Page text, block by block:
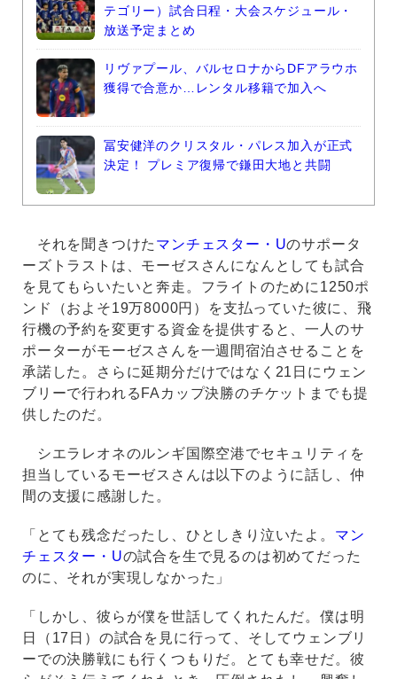
テゴリー）試合日程・大会スケジュール・
放送予定まとめ
リヴァプール、バルセロナからDFアラウホ
獲得で合意か…レンタル移籍で加入へ
冨安健洋のクリスタル・パレス加入が正式
決定！ プレミア復帰で鎌田大地と共闘
それを聞きつけた マンチェスター・Uのサポータ
ーズトラストは、モーゼスさんになんとしても試合
を見てもらいたいと奔走。フライトのために1250ポ
ンド（およそ19万8000円）を支払っていた彼に、飛
行機の予約を変更する資金を提供すると、一人のサ
ポーターがモーゼスさんを一週間宿泊させることを
承諾した。さらに延期分だけではなく21日にウェン
ブリーで行われるFAカップ決勝のチケットまでも提
供したのだ。
シエラレオネのルンギ国際空港でセキュリティを
担当しているモーゼスさんは以下のように話し、仲
間の支援に感謝した。
「とても残念だったし、ひとしきり泣いたよ。 マン
チェスター・Uの試合を生で見るのは初めてだった
のに、それが実現しなかった」
「しかし、彼らが僕を世話してくれたんだ。僕は明
日（17日）の試合を見に行って、そしてウェンブリ
ーでの決勝戦にも行くつもりだ。とても幸せだ。彼